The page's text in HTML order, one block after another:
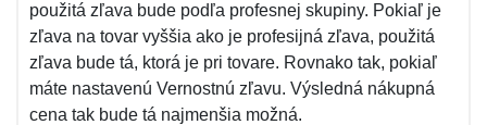
použitá zľava bude podľa profesnej skupiny. Pokiaľ je
zľava na tovar vyššia ako je profesijná zľava, použitá
zľava bude tá, ktorá je pri tovare. Rovnako tak, pokiaľ
máte nastavenú Vernostnú zľavu. Výsledná nákupná
cena tak bude tá najmenšia možná.